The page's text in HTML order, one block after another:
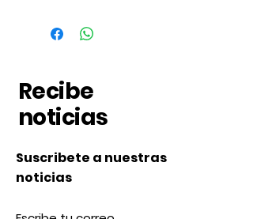
Recibe
noticias
Suscribete a nuestras
noticias